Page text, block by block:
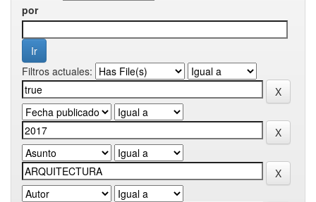
por
Filtros actuales: